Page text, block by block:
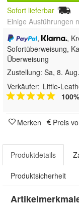
Sofort lieferbar
Einige Ausführungen
,
,
Sofortüberweisung,
Überweisung
Zustellung: Sa, 8.
Verkäufer: Little-
Merken Preis
Produktdetails
Produktsicherheit